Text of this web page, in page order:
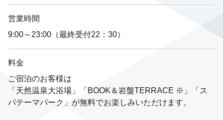
営業時間
9:00～23:00（最終受付22：30）
料金
ご宿泊のお客様は
「天然温泉大浴場」「BOOK＆岩盤TERRACE ※」「ス
パテーマパーク」が無料でお楽しみいただけます。